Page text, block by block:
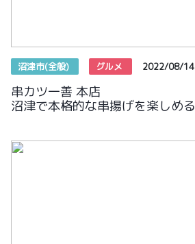
沼津市(全般) グルメ 2022/08/14
串カツ一善 本店
沼津で本格的な串揚げを楽しめる